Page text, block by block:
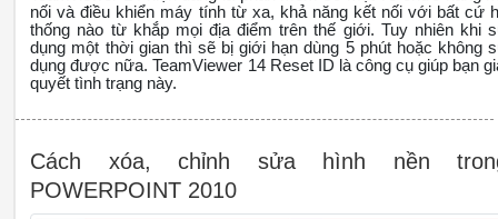
nối và điều khiển máy tính từ xa, khả năng kết nối với bất cứ
thống nào từ khắp mọi địa điểm trên thế giới. Tuy nhiên khi
dụng một thời gian thì sẽ bị giới hạn dùng 5 phút hoặc không
dụng được nữa. TeamViewer 14 Reset ID là công cụ giúp bạn
quyết tình trạng này.
Cách xóa, chỉnh sửa hình nền
POWERPOINT 2010